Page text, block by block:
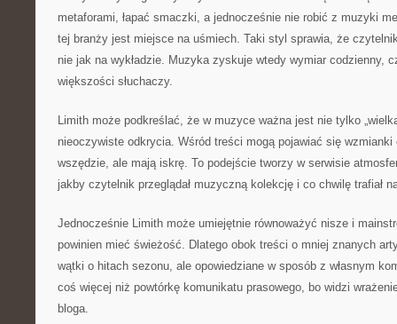
metaforami, łapać smaczki, a jednocześnie nie robić z muzyki
tej branży jest miejsce na uśmiech. Taki styl sprawia, że
nie jak na wykładzie. Muzyka zyskuje wtedy wymiar codzienny,
większości słuchaczy.
Limith może podkreślać, że w muzyce ważna jest nie tylko
nieoczywiste odkrycia. Wśród treści mogą pojawiać się
wszędzie, ale mają iskrę. To podejście tworzy w serwisie
jakby czytelnik przeglądał muzyczną kolekcję i co chwilę trafiał
Jednocześnie Limith może umiejętnie równoważyć nisze i
powinien mieć świeżość. Dlatego obok treści o mniej znanych
wątki o hitach sezonu, ale opowiedziane w sposób z własnym
coś więcej niż powtórkę komunikatu prasowego, bo widzi
bloga.